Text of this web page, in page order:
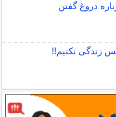
دروغ گفتن
زندگی نکنیم!!